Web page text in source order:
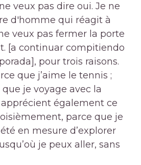
veux pas dire oui. Je ne
d'homme qui réagit à
veux pas fermer la porte
[a continuar compitiendo
pour trois raisons.
que j’aime le tennis ;
je voyage avec la
également ce
parce que je
en mesure d’explorer
je peux aller, sans